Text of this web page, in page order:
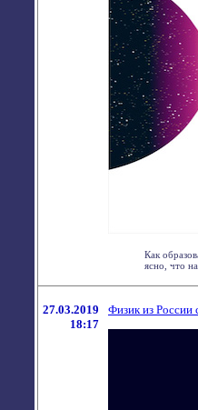
Как
ясно, что
27.03.2019
18:17
Физик из России